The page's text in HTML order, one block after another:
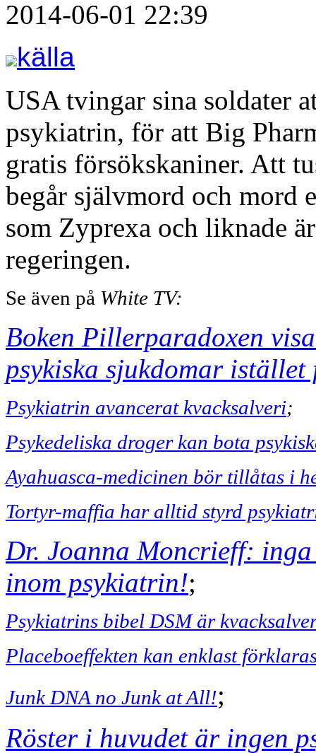
2014-06-01 22:39
källa
USA tvingar sina soldater
psykiatrin, för att Big
gratis försökskaniner. Att
begår självmord och mord
som Zyprexa och liknade
regeringen.
Se även på White TV:
Boken Pillerparadoxen
psykiska sjukdomar
Psykiatrin avancerat kvacksalveri;
Psykedeliska droger kan bota
Ayahuasca-medicinen bör tillåtas i
Tortyr-maffia har alltid styrd
Dr. Joanna Moncrieff:
inom psykiatrin!;
Psykiatrins bibel DSM är
Placeboeffekten kan enklast
Junk DNA no Junk at All!;
Röster i huvudet är ingen